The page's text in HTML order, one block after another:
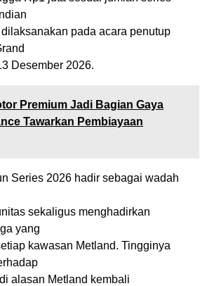
pada acara penutup
Desember 2026.
Premium Jadi Bagian Gaya
Tawarkan Pembiayaan
Series 2026 hadir sebagai wadah
sekaligus menghadirkan
yang
kawasan Metland. Tingginya
alasan Metland kembali